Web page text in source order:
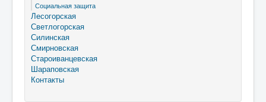
Социальная защита
Лесогорская
Светлогорская
Силинская
Смирновская
Староиванцевская
Шараповская
Контакты